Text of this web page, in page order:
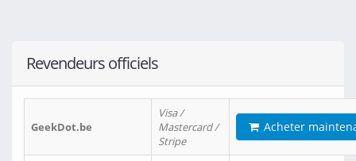
Revendeurs officiels
GeekDot.be
Visa /
Mastercard /
Stripe
Acheter